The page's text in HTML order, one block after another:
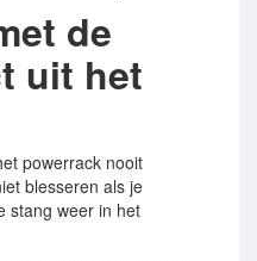
de
uit het
powerrack nooit
blesseren als je
stang weer in het